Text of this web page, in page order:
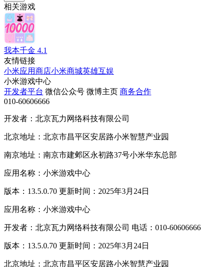
相关游戏
我本千金 4.1
友情链接
小米应用商店小米商城英雄互娱
小米游戏中心
开发者平台 微信公众号 微博主页 商务合作
010-60606666
开发者：北京瓦力网络科技有限公司
北京地址：北京市昌平区安居路小米智慧产业园
南京地址：南京市建邺区永初路37号小米华东总部
应用名称：小米游戏中心
版本：13.5.0.70 更新时间：2025年3月24日
应用名称：小米游戏中心
开发者：北京瓦力网络科技有限公司 电话：010-60606666
版本：13.5.0.70 更新时间：2025年3月24日
北京地址：北京市昌平区安居路小米智慧产业园